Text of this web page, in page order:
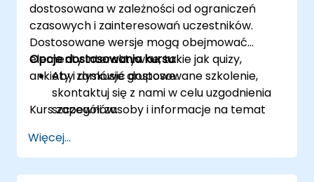
dostosowana w zależności od ograniczeń
czasowych i zainteresowań uczestników.
Dostosowane wersje mogą obejmować
elementy interaktywne, takie jak quizy,
ankiety i dyskusje grupowe.
Kurs zapewni zasoby i informacje na temat
materiałów związanych z karierą.
Opcje dostosowania kursu:
Aby zamówić dostosowane szkolenie,
skontaktuj się z nami w celu uzgodnienia
szczegółów.
Więcej...